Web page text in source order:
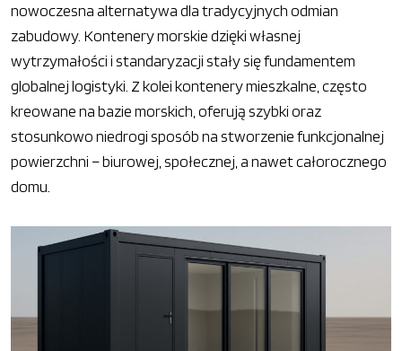
nowoczesna alternatywa dla tradycyjnych odmian
zabudowy. Kontenery morskie dzięki własnej
wytrzymałości i standaryzacji stały się fundamentem
globalnej logistyki. Z kolei kontenery mieszkalne, często
kreowane na bazie morskich, oferują szybki oraz
stosunkowo niedrogi sposób na stworzenie funkcjonalnej
powierzchni – biurowej, społecznej, a nawet całorocznego
domu.